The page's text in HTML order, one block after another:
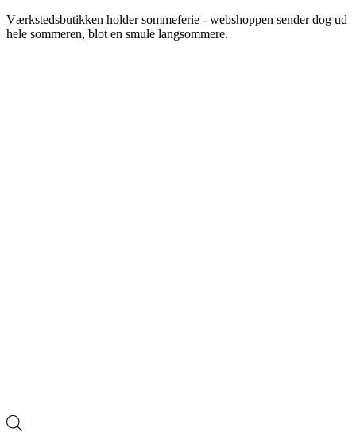
Videre
til
Værkstedsbutikken holder sommeferie - webshoppen sender dog ud
hele sommeren, blot en smule langsommere.